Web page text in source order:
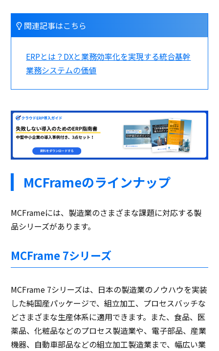
関連記事はこちら
ERPとは？DXと業務効率化を実現する統合基幹
業務システムの価値
MCFrameのラインナップ
MCFrameには、製造業のさまざまな課題に対応する製
品シリーズがあります。
MCFrame 7シリーズ
MCFrame 7シリーズは、日本の製造業のノウハウを実装
した純国産パッケージで、組立加工、プロセスバッチな
どさまざまな生産体系に適用できます。また、食品、医
薬品、化粧品などのプロセス製造業や、電子部品、産業
機器、自動車部品などの組立加工製造業まで、幅広い業